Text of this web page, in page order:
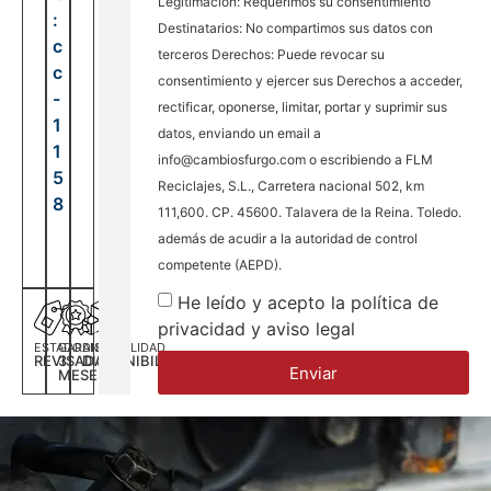
ESTADO
REVISADA
GARANTÍA
3
MESES
DISPONILIDAD
DISPONIBILIDAD
:
c
c
-
1
1
5
8
Destinatarios: No compartimos sus datos con
terceros Derechos: Puede revocar su
consentimiento y ejercer sus Derechos a acceder,
rectificar, oponerse, limitar, portar y suprimir sus
datos, enviando un email a
info@cambiosfurgo.com o escribiendo a FLM
Reciclajes, S.L., Carretera nacional 502, km
111,600. CP. 45600. Talavera de la Reina. Toledo.
además de acudir a la autoridad de control
competente (AEPD).
He leído y acepto la política de
privacidad y aviso legal
Enviar